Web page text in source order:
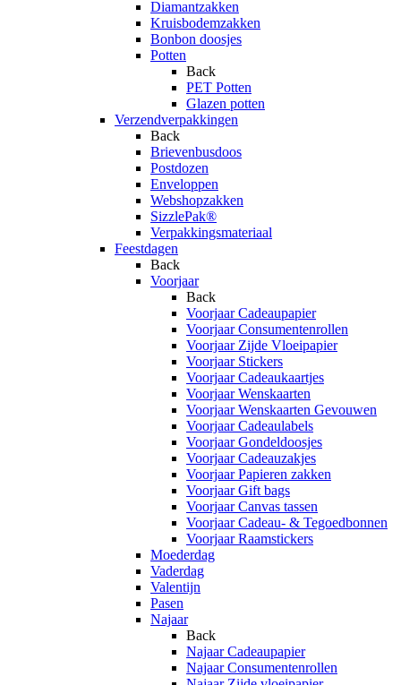
Diamantzakken
Kruisbodemzakken
Bonbon doosjes
Potten
Back
PET Potten
Glazen potten
Verzendverpakkingen
Back
Brievenbusdoos
Postdozen
Enveloppen
Webshopzakken
SizzlePak®
Verpakkingsmateriaal
Feestdagen
Back
Voorjaar
Back
Voorjaar Cadeaupapier
Voorjaar Consumentenrollen
Voorjaar Zijde Vloeipapier
Voorjaar Stickers
Voorjaar Cadeaukaartjes
Voorjaar Wenskaarten
Voorjaar Wenskaarten Gevouwen
Voorjaar Cadeaulabels
Voorjaar Gondeldoosjes
Voorjaar Cadeauzakjes
Voorjaar Papieren zakken
Voorjaar Gift bags
Voorjaar Canvas tassen
Voorjaar Cadeau- & Tegoedbonnen
Voorjaar Raamstickers
Moederdag
Vaderdag
Valentijn
Pasen
Najaar
Back
Najaar Cadeaupapier
Najaar Consumentenrollen